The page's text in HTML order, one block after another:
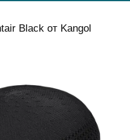
Black от Kangol